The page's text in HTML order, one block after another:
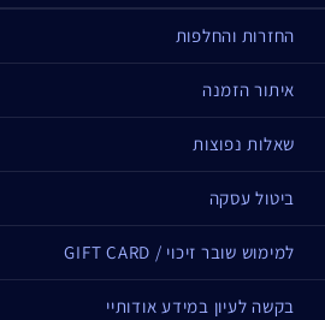
החזרות והחלפות
איתור הזמנה
שאלות נפוצות
ביטול עסקה
למימוש שובר זיכוי / GIFT CARD
בקשה לעיון במידע אודותיי